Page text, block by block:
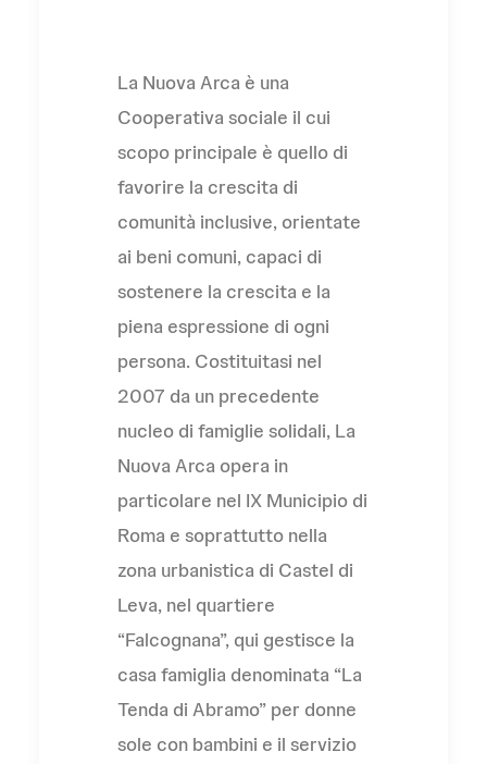
La Nuova Arca è una
Cooperativa sociale il cui
scopo principale è quello di
favorire la crescita di
comunità inclusive, orientate
ai beni comuni, capaci di
sostenere la crescita e la
piena espressione di ogni
persona. Costituitasi nel
2007 da un precedente
nucleo di famiglie solidali, La
Nuova Arca opera in
particolare nel IX Municipio di
Roma e soprattutto nella
zona urbanistica di Castel di
Leva, nel quartiere
“Falcognana”, qui gestisce la
casa famiglia denominata “La
Tenda di Abramo” per donne
sole con bambini e il servizio